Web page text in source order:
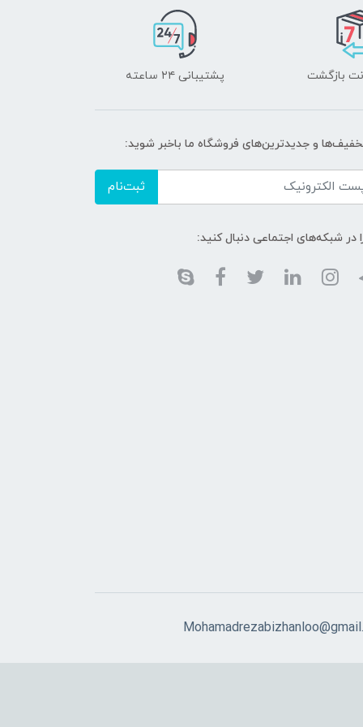
پشتیبانی ۲۴ ساعته
و جدیدترین‌های فروشگاه ما باخبر شوید:
ثبت‌نام
در شبکه‌های اجتماعی دنبال کنید: